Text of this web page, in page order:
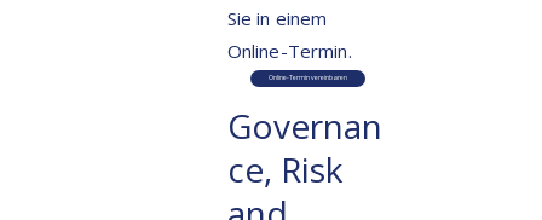
Sie in einem
Online-Termin.
Online-Termin vereinbaren
Governan
ce, Risk